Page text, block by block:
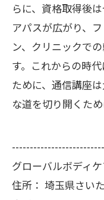
らに、資格取得後
アパスが広がり、
ン、クリニックで
す。これからの時
ために、通信講座
な道を切り開くた
グローバルボディ
住所： 埼玉県さい